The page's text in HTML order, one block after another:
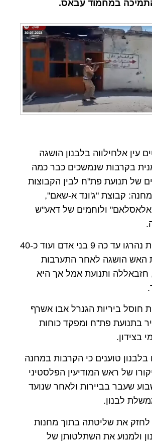
התמיכה במחמוד עבאס.
עין אלחילווה בלבנון הושגה
בקרבות שנמשכים כבר כמה
של תנועת פת"ח לבין הקבוצות
קבוצת "ג'ונד א-שאם",
ולוחמים של דאע"ש
.
במהלך הקרבות נהרגו עד כה 9 בני אדם ועוד כ-40
האש הושגה לאחר התערבות
חזבאללה ותנועת אמל אך היא
.
חוסל ביריות הגנרל אבו אשרף
בתנועת פת"ח ומפקד כוחות
בצידון.
בלבנון טוענים כי הקרבות במחנה
של ראש המודיעין הפלסטיני
שעבר בביירות ולאחר שנועד
לבנון.
את שליטתה בתוך מחנות
ולמנוע את השתלטותן של